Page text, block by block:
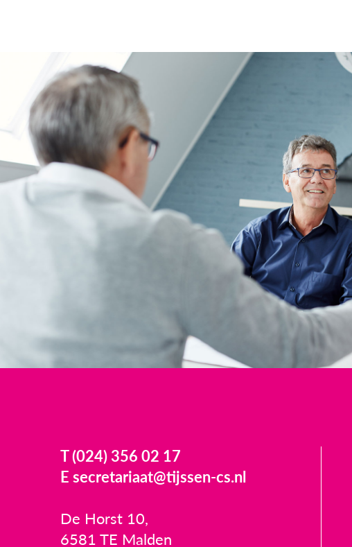
T (024) 356 02 17
E secretariaat@tijssen-cs.nl
De Horst 10,
6581 TE Malden